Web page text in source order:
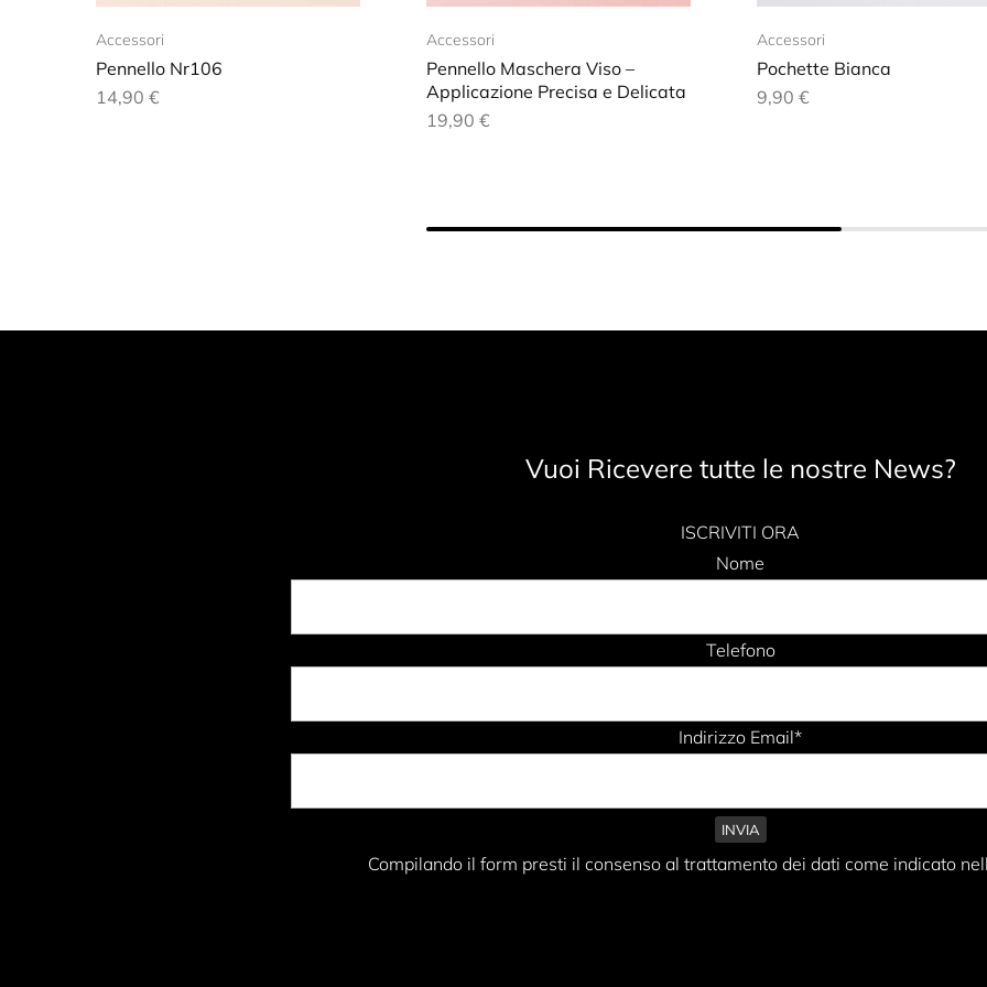
Accessori
Pennello Nr106
14,90 €
Accessori
Pennello Maschera Viso –
Applicazione Precisa e Delicata
19,90 €
Accessori
Pochette Bianca
9,90 €
Vuoi Ricevere tutte le nostre News?
ISCRIVITI ORA
Nome
Telefono
Indirizzo Email*
Compilando il form presti il consenso al trattamento dei dati come indicato